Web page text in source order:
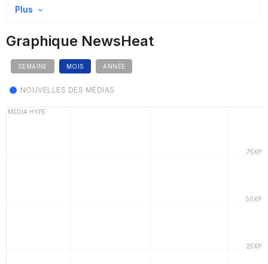
Plus
Graphique NewsHeat
SEMAINE MOIS ANNÉE
NOUVELLES DES MÉDIAS